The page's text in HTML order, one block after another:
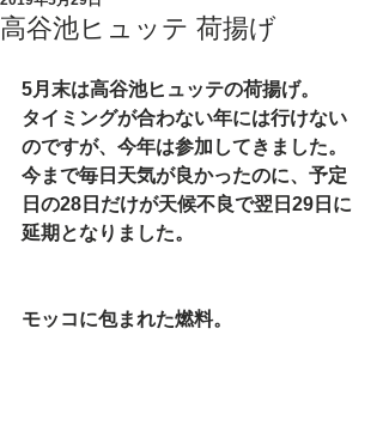
高谷池ヒュッテ 荷揚げ
5月末は高谷池ヒュッテの荷揚げ。
タイミングが合わない年には行けない
のですが、今年は参加してきました。
今まで毎日天気が良かったのに、予定
日の28日だけが天候不良で翌日29日に
延期となりました。
モッコに包まれた燃料。